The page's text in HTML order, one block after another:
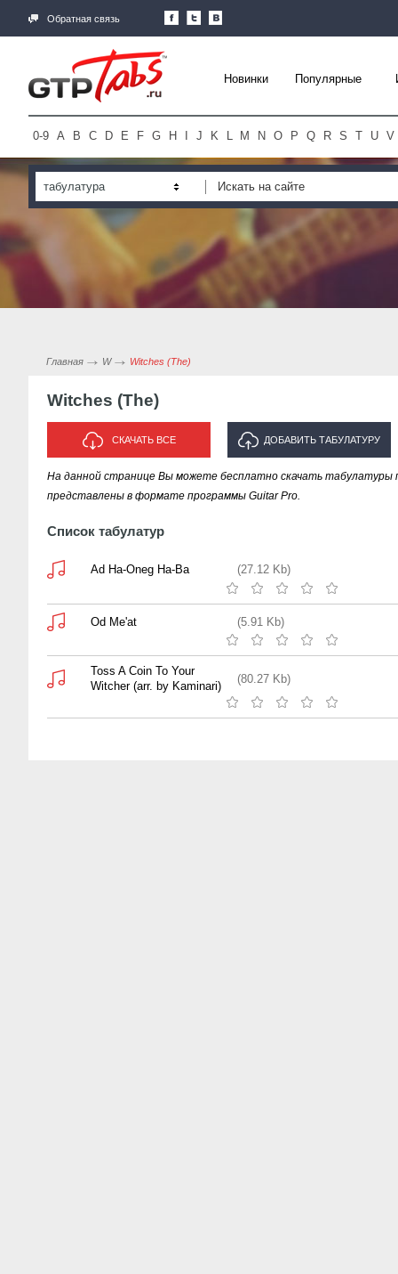
Обратная связь
Новинки Популярные
0-9 A B C D E F G H J K L M N O P Q R S T U V
табулатура
Главная W Witches (The)
Witches (The)
СКАЧАТЬ ВСЕ ДОБАВИТЬ ТАБУЛАТУРУ
ИСПОЛНИТЕЛЯ "WITCHES (THE)"
На данной странице Вы можете бесплатно скачать табулатуры
представлены в формате программы Guitar Pro.
Список табулатур
Ad Ha-Oneg Ha-Ba (27.12 Kb)
Od Me'at (5.91 Kb)
Toss A Coin To Your
Witcher (arr. by Kaminari)
(80.27 Kb)